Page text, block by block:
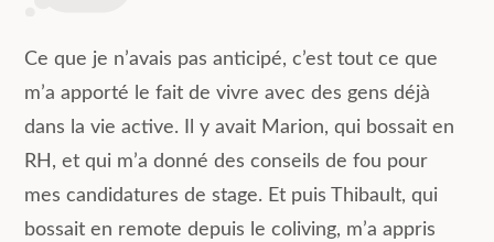
Ce que je n’avais pas anticipé, c’est tout ce que
m’a apporté le fait de vivre avec des gens déjà
dans la vie active. Il y avait Marion, qui bossait en
RH, et qui m’a donné des conseils de fou pour
mes candidatures de stage. Et puis Thibault, qui
bossait en remote depuis le coliving, m’a appris